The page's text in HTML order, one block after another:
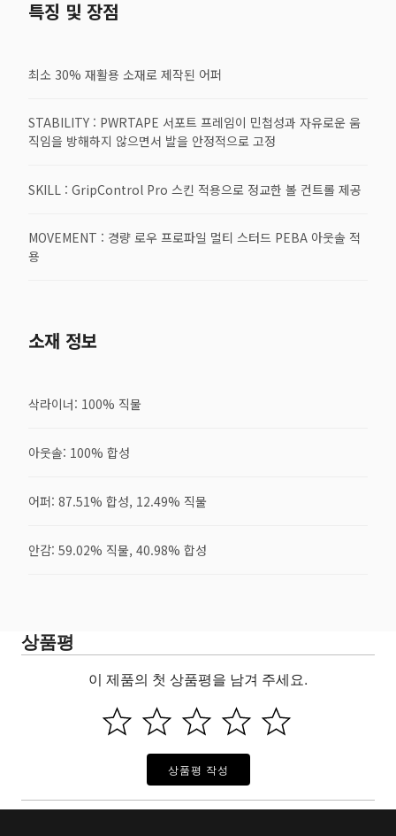
특징 및 장점
최소 30% 재활용 소재로 제작된 어퍼
STABILITY : PWRTAPE 서포트 프레임이 민첩성과 자유로운 움
직임을 방해하지 않으면서 발을 안정적으로 고정
SKILL : GripControl Pro 스킨 적용으로 정교한 볼 컨트롤 제공
MOVEMENT : 경량 로우 프로파일 멀티 스터드 PEBA 아웃솔 적
용
소재 정보
삭라이너: 100% 직물
아웃솔: 100% 합성
어퍼: 87.51% 합성, 12.49% 직물
안감: 59.02% 직물, 40.98% 합성
상품평
이 제품의 첫 상품평을 남겨 주세요.
상품평 작성